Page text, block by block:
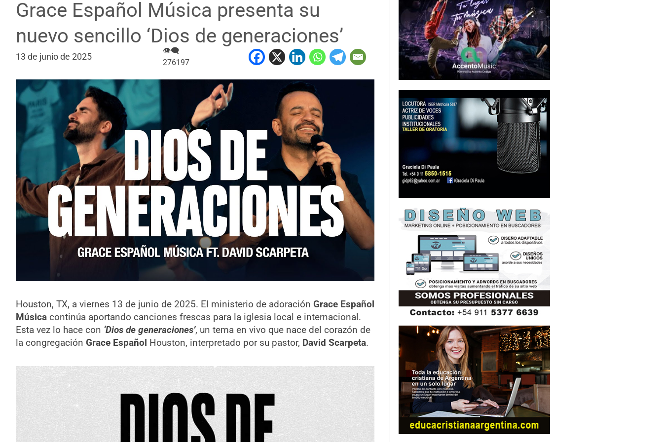
Grace Español Música presenta su
nuevo sencillo ‘Dios de generaciones’
13 de junio de 2025
👁‍🗨
276197
Houston, TX, a viernes 13 de junio de 2025. El ministerio de adoración Grace Español
Músicacontinúa aportando canciones frescas para la iglesia local e internacional.
Esta vez lo hace con ‘Dios de generaciones’, un tema en vivo que nace del corazón de
la congregación Grace Español Houston, interpretado por su pastor, David Scarpeta.